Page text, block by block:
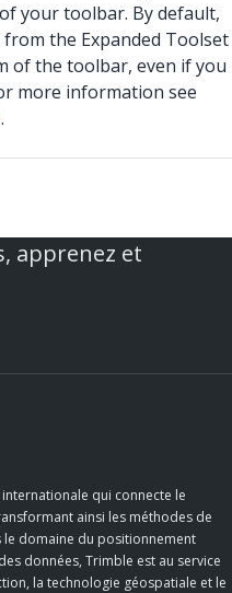
your toolbar. By default,
the Expanded Toolset
of the toolbar, even if you
more information see
.
apprenez et
qui connecte le
ainsi les méthodes de
le domaine du positionnement
données, Trimble est au service
la technologie géospatiale et le